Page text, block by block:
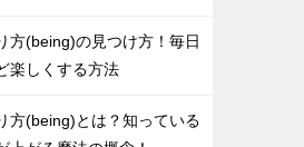
方(being)の見つけ方！毎日
楽しくする方法
方(being)とは？知っている